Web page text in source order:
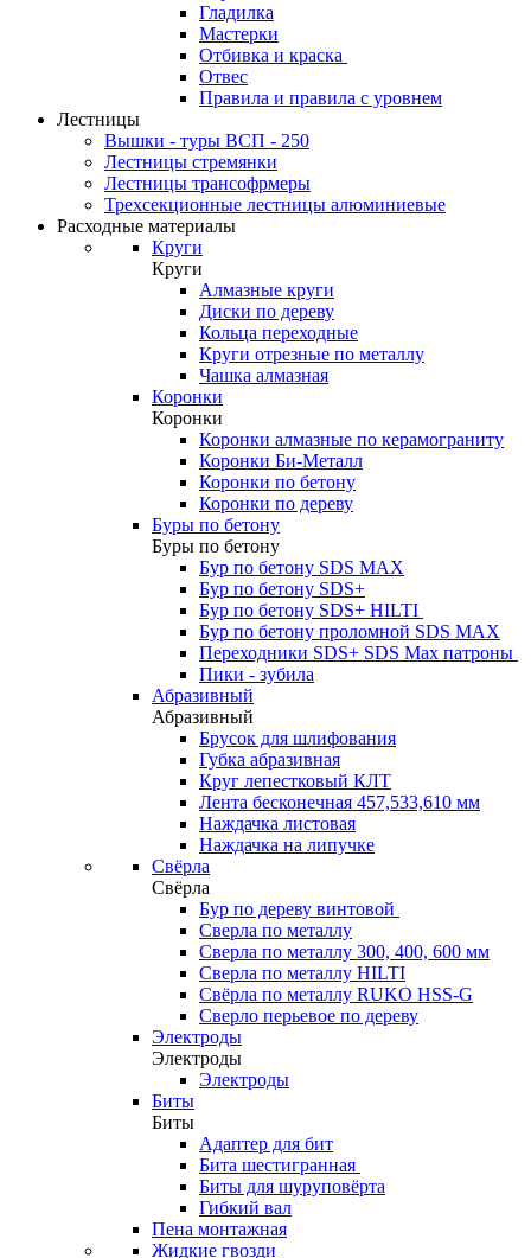
Гладилка
Мастерки
Отбивка и краска
Отвес
Правила и правила с уровнем
Лестницы
Вышки - туры ВСП - 250
Лестницы стремянки
Лестницы трансофрмеры
Трехсекционные лестницы алюминиевые
Расходные материалы
Круги
Круги
Алмазные круги
Диски по дереву
Кольца переходные
Круги отрезные по металлу
Чашка алмазная
Коронки
Коронки
Коронки алмазные по керамограниту
Коронки Би-Металл
Коронки по бетону
Коронки по дереву
Буры по бетону
Буры по бетону
Бур по бетону SDS MAX
Бур по бетону SDS+
Бур по бетону SDS+ HILTI
Бур по бетону проломной SDS MAX
Переходники SDS+ SDS Max патроны
Пики - зубила
Абразивный
Абразивный
Брусок для шлифования
Губка абразивная
Круг лепестковый КЛТ
Лента бесконечная 457,533,610 мм
Наждачка листовая
Наждачка на липучке
Свёрла
Свёрла
Бур по дереву винтовой
Сверла по металлу
Сверла по металлу 300, 400, 600 мм
Сверла по металлу HILTI
Свёрла по металлу RUKO HSS-G
Сверло перьевое по дереву
Электроды
Электроды
Электроды
Биты
Биты
Адаптер для бит
Бита шестигранная
Биты для шуруповёрта
Гибкий вал
Пена монтажная
Жидкие гвозди